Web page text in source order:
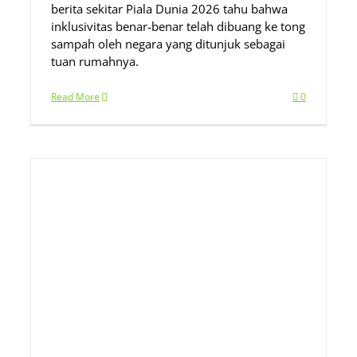
berita sekitar Piala Dunia 2026 tahu bahwa
inklusivitas benar-benar telah dibuang ke tong
sampah oleh negara yang ditunjuk sebagai
tuan rumahnya.
Read More 0